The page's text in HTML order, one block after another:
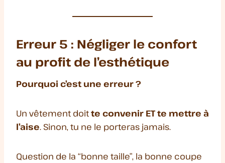
Erreur 5 : Négliger le confort
au profit de l’esthétique
Pourquoi c’est une erreur ?
Un vêtement doitte convenir ET te mettre à
l’aise. Sinon, tu ne le porteras jamais.
Question de la “bonne taille”, la bonne coupe